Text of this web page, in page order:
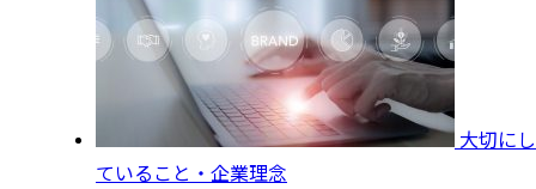
大切にし
ていること・企業理念